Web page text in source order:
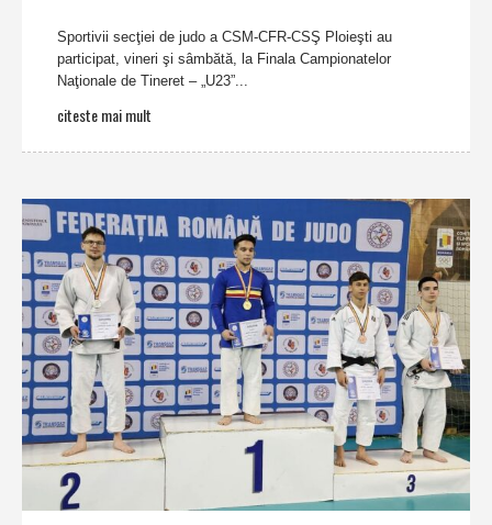
Sportivii secţiei de judo a CSM-CFR-CSŞ Ploieşti au
participat, vineri şi sâmbătă, la Finala Campionatelor
Naţionale de Tineret – „U23”...
citeste mai mult